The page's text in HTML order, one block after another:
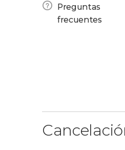
Preguntas
frecuentes